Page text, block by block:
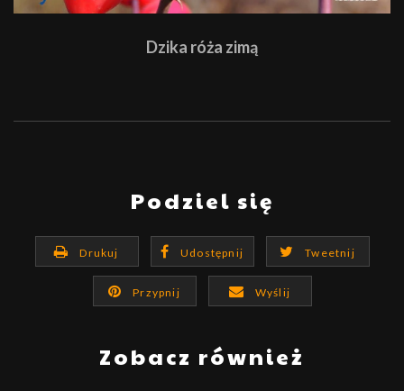
Dzika róża zimą
Podziel się
Drukuj Udostępnij Tweetnij
Przypnij Wyślij
Zobacz również